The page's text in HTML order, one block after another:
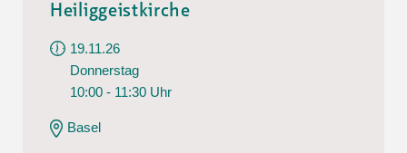
Heiliggeistkirche
19.11.26
Donnerstag
10:00 - 11:30 Uhr
Basel